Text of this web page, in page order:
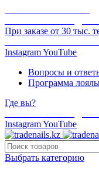
При заказе от 30 тыс.
InstagramYouTube
Вопросы и
Программа
Где вы?
InstagramYouTube
Выбрать категорию